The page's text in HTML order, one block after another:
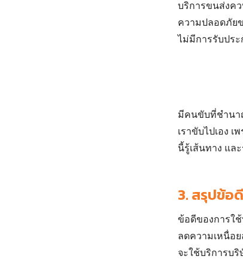
บริการขนส่งค
ความปลอดภัย
ไม่มีการรับปร
มีคนขับที่ชำนา
เราขับไปเอง
นี้รู้เส้นทาง แล
3. สรุปข้อ
ข้อดีของการใ
ลดความเหนื่อ
จะใช้บริการบ